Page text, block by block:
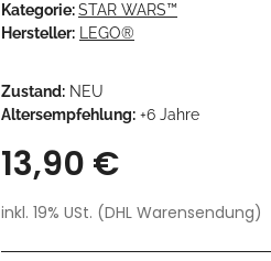
Kategorie:STAR WARS™
Hersteller: LEGO®
Zustand: NEU
Altersempfehlung: +6 Jahre
13,90 €
inkl. 19% USt. (DHL Warensendung)